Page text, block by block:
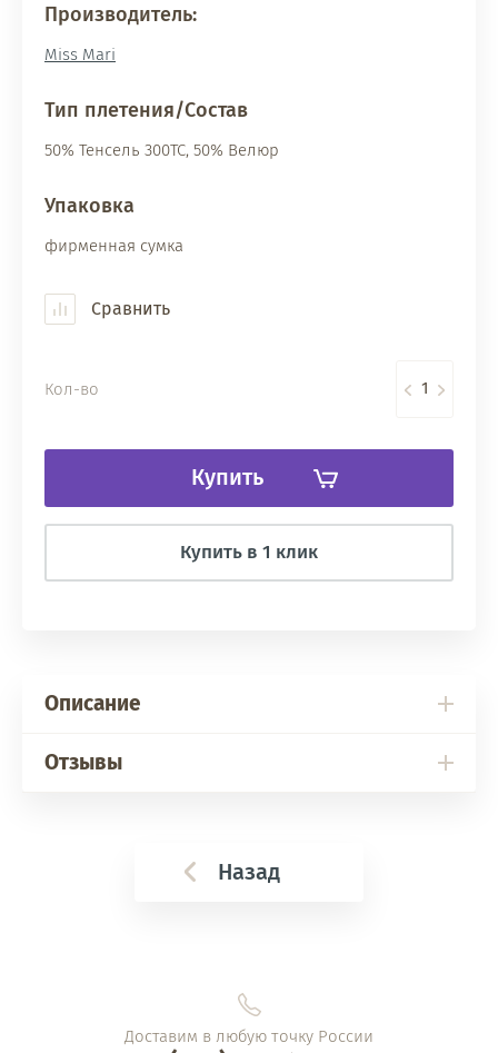
Производитель:
Miss Mari
Тип плетения/Состав
50% Тенсель 300ТС, 50% Велюр
Упаковка
фирменная сумка
Сравнить
Кол-во
Купить
Купить в 1 клик
Описание
Отзывы
Назад
Доставим в любую точку России